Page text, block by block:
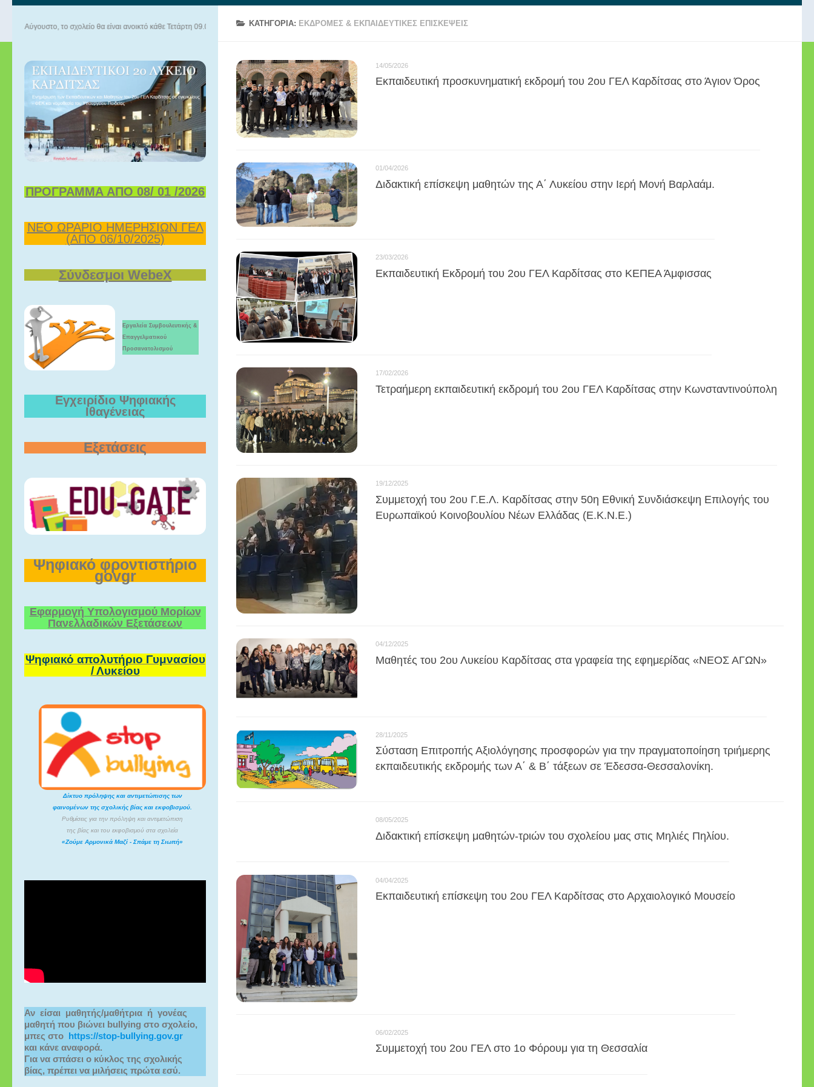
ΚΑΤΗΓΟΡΊΑ: ΕΚΔΡΟΜΕΣ & ΕΚΠΑΙΔΕΥΤΙΚΕΣ ΕΠΙΣΚΕΨΕΙΣ
14/05/2026
Εκπαιδευτική προσκυνηματική εκδρομή του 2ου ΓΕΛ Καρδίτσας στο Άγιον Όρος
01/04/2026
Διδακτική επίσκεψη μαθητών της Α΄ Λυκείου στην Ιερή Μονή Βαρλαάμ.
23/03/2026
Εκπαιδευτική Εκδρομή του 2ου ΓΕΛ Καρδίτσας στο ΚΕΠΕΑ Άμφισσας
17/02/2026
Τετραήμερη εκπαιδευτική εκδρομή του 2ου ΓΕΛ Καρδίτσας στην Κωνσταντινούπολη
19/12/2025
Συμμετοχή του 2ου Γ.Ε.Λ. Καρδίτσας στην 50η Εθνική Συνδιάσκεψη Επιλογής του
Ευρωπαϊκού Κοινοβουλίου Νέων Ελλάδας (Ε.Κ.Ν.Ε.)
04/12/2025
Μαθητές του 2ου Λυκείου Καρδίτσας στα γραφεία της εφημερίδας «ΝΕΟΣ ΑΓΩΝ»
28/11/2025
Σύσταση Επιτροπής Αξιολόγησης προσφορών για την πραγματοποίηση τριήμερης
εκπαιδευτικής εκδρομής των Α΄ & Β΄ τάξεων σε Έδεσσα-Θεσσαλονίκη.
08/05/2025
Διδακτική επίσκεψη μαθητών-τριών του σχολείου μας στις Μηλιές Πηλίου.
04/04/2025
Εκπαιδευτική επίσκεψη του 2ου ΓΕΛ Καρδίτσας στο Αρχαιολογικό Μουσείο
06/02/2025
Συμμετοχή του 2ου ΓΕΛ στο 1ο Φόρουμ για τη Θεσσαλία
το σχολείο θα είναι ανοικτό κάθε Τετάρτη 09.00-13.00. Καλό καλοκαίρι!
ΠΡΟΓΡΑΜΜΑ ΑΠΟ 08/ 01 /2026
ΝΕΟ ΩΡΑΡΙΟ ΗΜΕΡΗΣΙΩΝ ΓΕΛ
(ΑΠΟ 06/10/2025)
Σύνδεσμοι WebeX
Εργαλεία Συμβουλευτικής &
Επαγγελματικού
Προσανατολισμού
Εγχειρίδιο Ψηφιακής
Ιθαγένειας
Εξετάσεις
Ψηφιακό φροντιστήριο
govgr
Εφαρμογή Υπολογισμού Μορίων
Πανελλαδικών Εξετάσεων
Ψηφιακό απολυτήριο Γυμνασίου
/ Λυκείου
Δίκτυο πρόληψης και αντιμετώπισης των
φαινομένων της σχολικής βίας και εκφοβισμού.
Ρυθμίσεις για την πρόληψη και αντιμετώπιση
της βίας και του εκφοβισμού στα σχολεία
«Ζούμε Αρμονικά Μαζί - Σπάμε τη Σιωπή»
Αν  είσαι  μαθητής/μαθήτρια  ή  γονέας
μαθητή που βιώνει bullying στο σχολείο,
μπες στο https://stop-bullying.gov.gr
και κάνε αναφορά.
Για να σπάσει ο κύκλος της σχολικής
βίας, πρέπει να μιλήσεις πρώτα εσύ.